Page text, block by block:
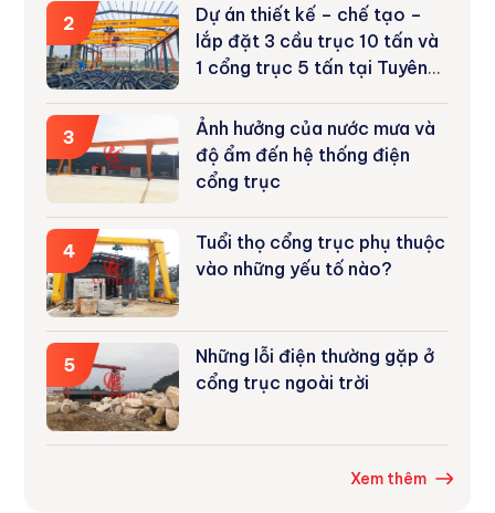
2
Dự án thiết kế – chế tạo –
lắp đặt 3 cầu trục 10 tấn và
1 cổng trục 5 tấn tại Tuyên
3
Ảnh hưởng của nước mưa và
độ ẩm đến hệ thống điện
cổng trục
4
Tuổi thọ cổng trục phụ thuộc
vào những yếu tố nào?
5
Những lỗi điện thường gặp ở
cổng trục ngoài trời
Xem thêm